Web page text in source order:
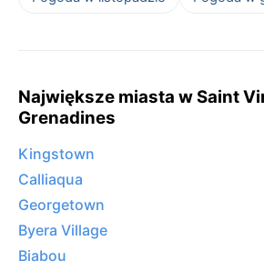
Największe miasta w Saint
Grenadines
Kingstown
Calliaqua
Georgetown
Byera Village
Biabou